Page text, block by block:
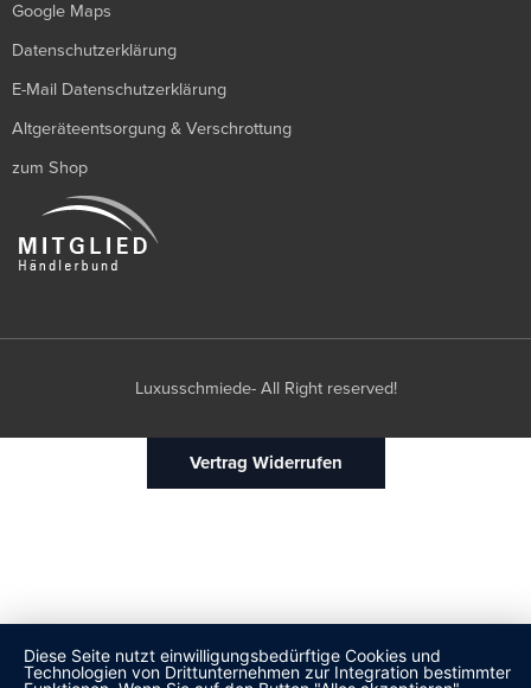
Google Maps
Datenschutzerklärung
E-Mail Datenschutzerklärung
Altgeräteentsorgung & Verschrottung
zum Shop
Luxusschmiede- All Right reserved!
Vertrag Widerrufen
Diese Seite nutzt einwilligungsbedürftige Cookies und
Technologien von Drittunternehmen zur Integration bestimmter